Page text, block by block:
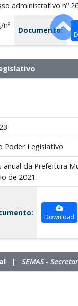
administrativo nº
nº
Documento:
Poder Legislativo
da Prefeitura
de 2021.
Download
| SEMAS -